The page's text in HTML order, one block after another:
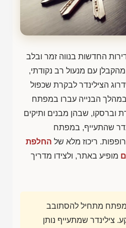
החדשות בנווה זמר ובלב
עם מנעול רב נקודתי,
הצילינדר לבקרת שכפול
הבנייה עברו במפתח
וברסקו, שבהן מבנים ותיקים
שהתעייף, במפתח
ריכוז מלא של החלפת
מופיע באתר, ולצידו מדריך
מתחיל להסתובב
צילינדר שמתעייף נותן